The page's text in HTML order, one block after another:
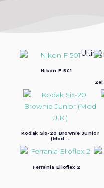
Ultimi
Nikon F-501
Kodak Six-20 Brownie Junior
(Mod...
Ferrania Elioflex 2